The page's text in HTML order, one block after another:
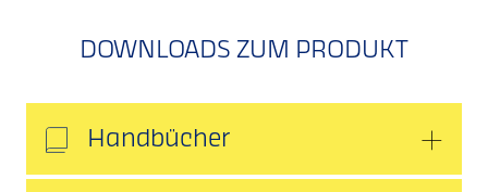
DOWNLOADS ZUM PRODUKT
Handbücher